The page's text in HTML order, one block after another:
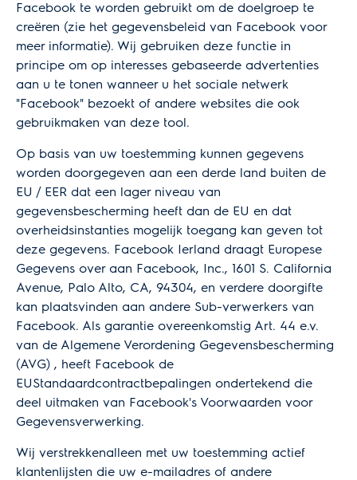
Facebook te worden gebruikt om de doelgroep te
creëren (zie het gegevensbeleid van Facebook voor
meer informatie). Wij gebruiken deze functie in
principe om op interesses gebaseerde advertenties
aan u te tonen wanneer u het sociale netwerk
"Facebook" bezoekt of andere websites die ook
gebruikmaken van deze tool.
Op basis van uw toestemming kunnen gegevens
worden doorgegeven aan een derde land buiten de
EU / EER dat een lager niveau van
gegevensbescherming heeft dan de EU en dat
overheidsinstanties mogelijk toegang kan geven tot
deze gegevens. Facebook Ierland draagt Europese
Gegevens over aan Facebook, Inc., 1601 S. California
Avenue, Palo Alto, CA, 94304, en verdere doorgifte
kan plaatsvinden aan andere Sub-verwerkers van
Facebook. Als garantie overeenkomstig Art. 44 e.v.
van de Algemene Verordening Gegevensbescherming
(AVG) , heeft Facebook de
EUStandaardcontractbepalingen ondertekend die
deel uitmaken van Facebook's Voorwaarden voor
Gegevensverwerking.
Wij verstrekkenalleen met uw toestemming actief
klantenlijsten die uw e-mailadres of andere